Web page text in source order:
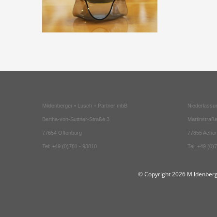
Mildenberger • Lusch + Partner mbB
Bertha-von-Suttner-Straße 3
77654 Offenburg
Tel: +49 (0)781 - 93810
77855
Tel: +49
© Copyright2026